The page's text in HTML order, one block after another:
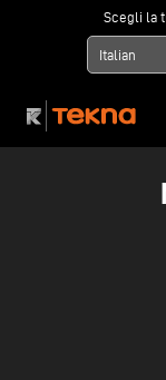
Scegli la
Italian